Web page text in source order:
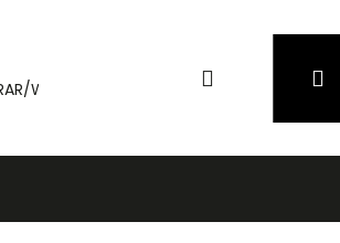
WinRAR Záložní